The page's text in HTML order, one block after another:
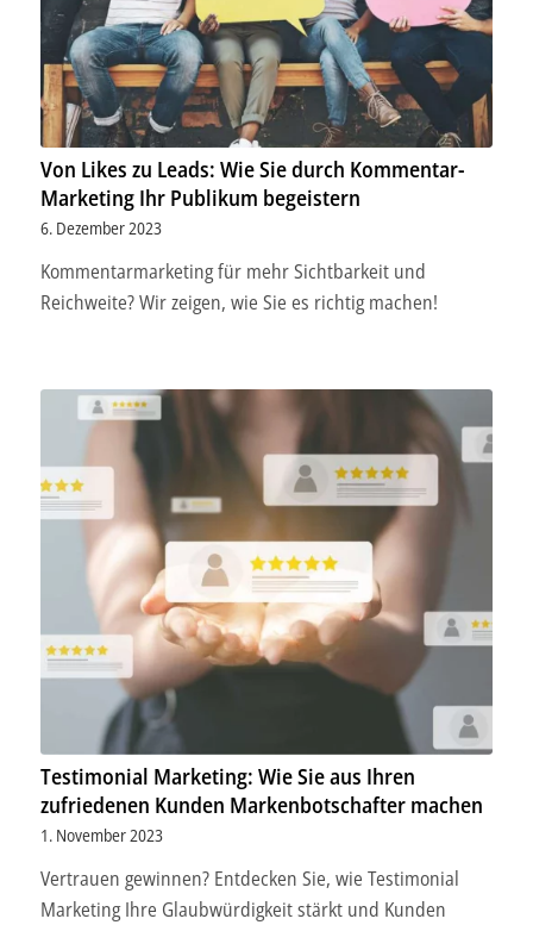
Von Likes zu Leads: Wie Sie durch Kommentar-
Marketing Ihr Publikum begeistern
6. Dezember 2023
Kommentarmarketing für mehr Sichtbarkeit und
Reichweite? Wir zeigen, wie Sie es richtig machen!
Testimonial Marketing: Wie Sie aus Ihren
zufriedenen Kunden Markenbotschafter machen
1. November 2023
Vertrauen gewinnen? Entdecken Sie, wie Testimonial
Marketing Ihre Glaubwürdigkeit stärkt und Kunden